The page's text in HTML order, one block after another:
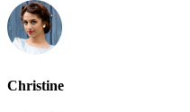
Christine